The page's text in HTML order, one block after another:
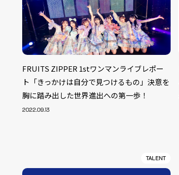
FRUITS ZIPPER 1stワンマンライブレポー
ト「きっかけは自分で見つけるもの」決意を
胸に踏み出した世界進出への第一歩！
2022.09.13
TALENT